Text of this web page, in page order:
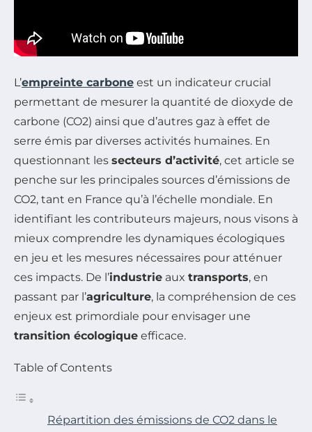
L’empreinte carbone est un indicateur crucial
permettant de mesurer la quantité de dioxyde de
carbone (CO2) ainsi que d’autres gaz à effet de
serre émis par diverses activités humaines. En
questionnant les secteurs d’activité, cet article se
penche sur les principales sources d’émissions de
CO2, tant en France qu’à l’échelle mondiale. En
identifiant les contributeurs majeurs, nous visons à
mieux comprendre les dynamiques écologiques
en jeu et les mesures nécessaires pour atténuer
ces impacts. De l’industrie aux transports, en
passant par l’agriculture, la compréhension de ces
enjeux est primordiale pour envisager une
transition écologique efficace.
Table of Contents
Répartition des émissions de CO2 dans le